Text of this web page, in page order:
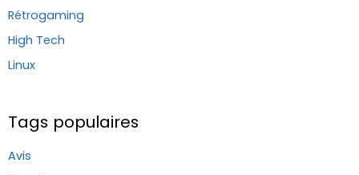
Rétrogaming
High Tech
Linux
Tags populaires
Avis